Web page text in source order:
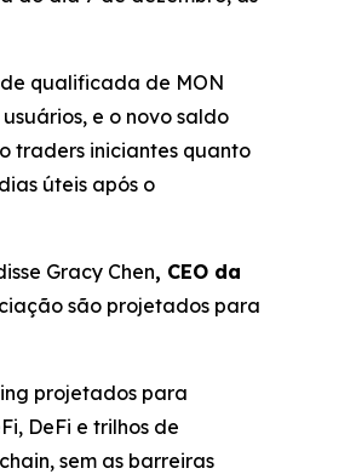
qualificada de MON
e o novo saldo
traders iniciantes quanto
úteis após o
Gracy Chen, CEO da
são projetados para
projetados para
DeFi e trilhos de
sem as barreiras